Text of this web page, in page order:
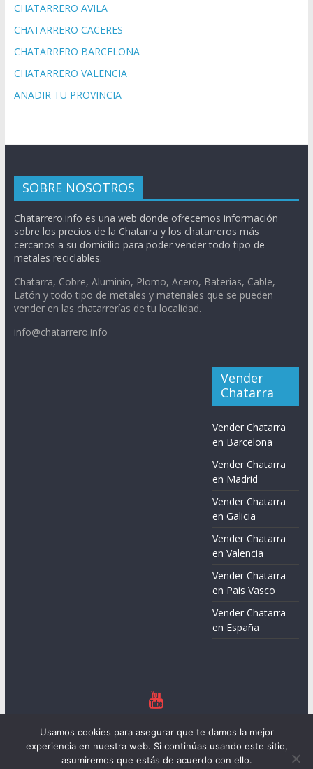
CHATARRERO AVILA
CHATARRERO CACERES
CHATARRERO BARCELONA
CHATARRERO VALENCIA
AÑADIR TU PROVINCIA
SOBRE NOSOTROS
Chatarrero.info es una web donde ofrecemos información
sobre los precios de la Chatarra y los chatarreros más
cercanos a su domicilio para poder vender todo tipo de
metales reciclables.
Chatarra, Cobre, Aluminio, Plomo, Acero, Baterías, Cable,
Latón y todo tipo de metales y materiales que se pueden
vender en las chatarrerías de tu localidad.
info@chatarrero.info
Vender
Chatarra
Vender Chatarra
en Barcelona
Vender Chatarra
en Madrid
Vender Chatarra
en Galicia
Vender Chatarra
en Valencia
Vender Chatarra
en Pais Vasco
Vender Chatarra
en España
derechos reservados.
Tema:ColorMagpor ThemeGrill. Funciona conWordPress
Usamos cookies para asegurar que te damos la mejor
experiencia en nuestra web. Si continúas usando este sitio,
asumiremos que estás de acuerdo con ello.